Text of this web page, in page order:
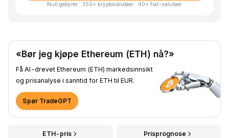
Null gebyrer · 350+ kryptovalutaer · 40+ fiat-valutaer
«Bør jeg kjøpe Ethereum (ETH) nå?»
Få AI-drevet Ethereum (ETH) markedsinnsikt
og prisanalyse i sanntid for ETH til EUR.
Spør TradeGPT
ETH-pris Prisprognose